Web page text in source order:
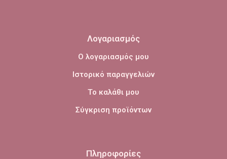
Λογαριασμός
Ο λογαριασμός μου
Ιστορικό παραγγελιών
Το καλάθι μου
Σύγκριση προϊόντων
Πληροφορίες